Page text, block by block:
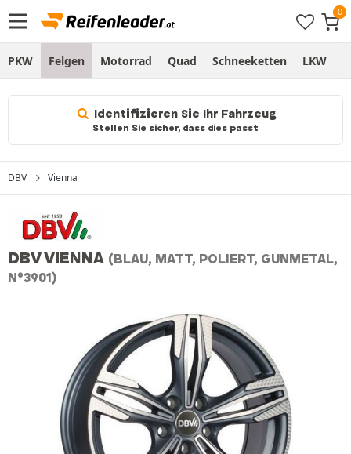
PKW Felgen Motorrad Quad Schneeketten LKW
Identifizieren Sie Ihr Fahrzeug
Stellen Sie sicher, dass dies passt
DBV Vienna
DBV VIENNA (BLAU, MATT, POLIERT, GUNMETAL,
N°3901)